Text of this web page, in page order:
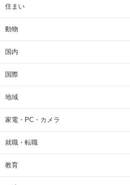
住まい
動物
国内
国際
地域
家電・PC・カメラ
就職・転職
教育